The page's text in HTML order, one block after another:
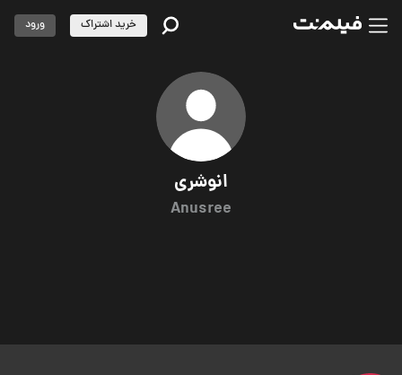
انوشری
Anusree
خرید اشتراک ورود